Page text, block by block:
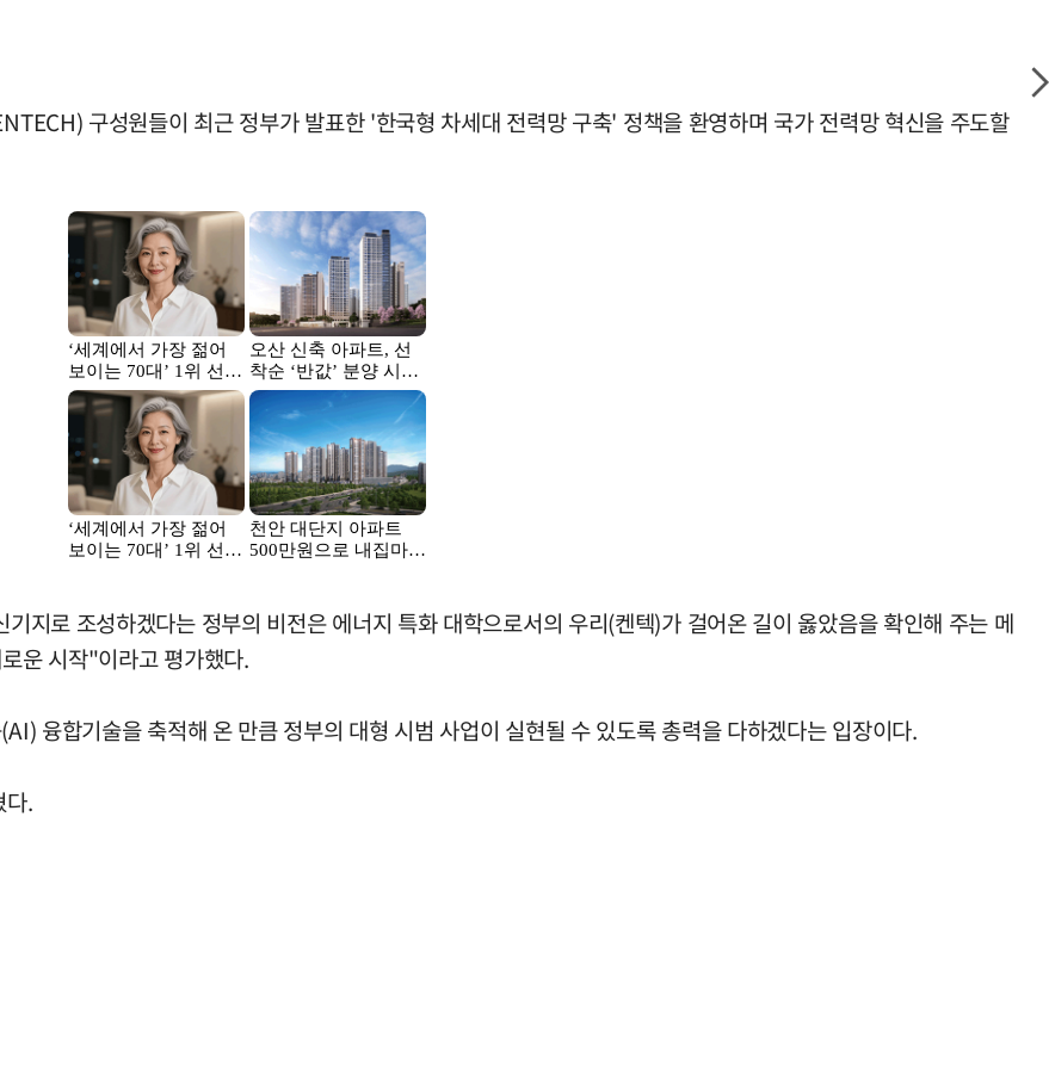
구성원들이 최근 정부가 발표한 '한국형 차세대 전력망 구축' 정책을 환영하며 국가 전력망 혁신을 주도할
지로 조성하겠다는 정부의 비전은 에너지 특화 대학으로서의 우리(켄텍)가 걸어온 길이 옳았음을 확인해 주는 메
운 시작"이라고 평가했다.
융합기술을 축적해 온 만큼 정부의 대형 시범 사업이 실현될 수 있도록 총력을 다하겠다는 입장이다.
다.